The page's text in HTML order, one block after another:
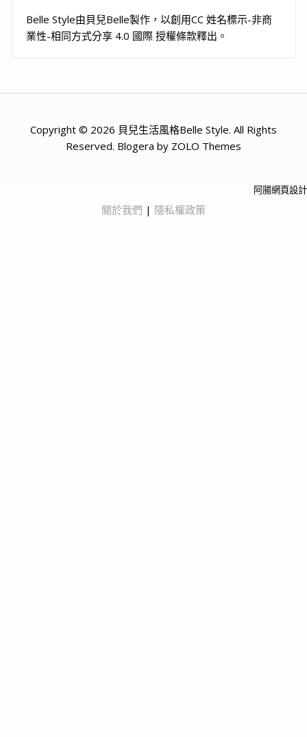
Belle Style由貝兒Belle製作，以創用CC 姓名標示-非商
業性-相同方式分享 4.0 國際 授權條款釋出。
Copyright © 2026 貝兒生活風格Belle Style. All Rights
Reserved. Blogera by ZOLO Themes
阿腸網頁設計
關於我們 | 隱私權政策